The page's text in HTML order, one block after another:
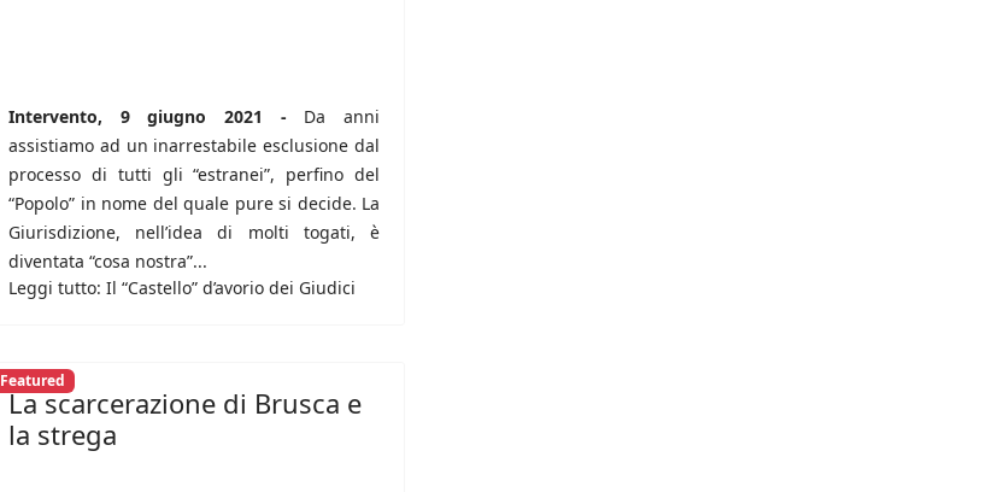
Intervento, 9 giugno 2021 - Da anni
assistiamo ad un inarrestabile esclusione dal
processo di tutti gli “estranei”, perfino del
“Popolo” in nome del quale pure si decide. La
Giurisdizione, nell’idea di molti togati, è
diventata “cosa nostra”...
Leggi tutto: Il “Castello” d’avorio dei Giudici
Featured
La scarcerazione di Brusca e
la strega